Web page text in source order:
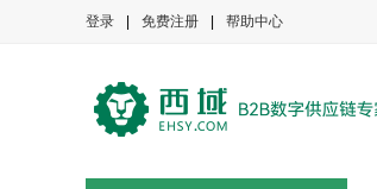
登录 免费注册 帮助中心